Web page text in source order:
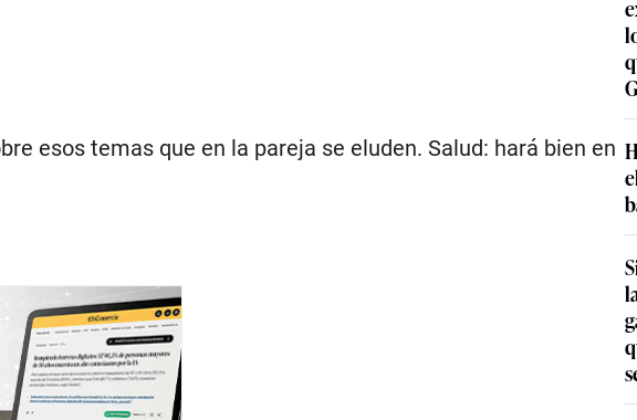
esos temas que en la pareja se eluden. Salud: hará bien en